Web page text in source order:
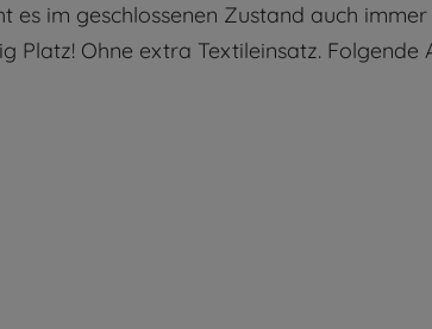
es im geschlossenen Zustand auch
Ohne extra Textileinsatz.